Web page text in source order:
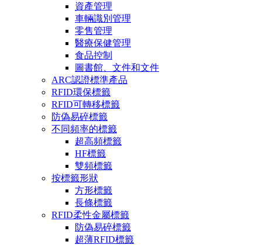
資產管理
車輛識別管理
零售管理
醫療保健管理
食品控制
圖書館、文件和文件
ARC認證標準產品
RFID環保標籤
RFID可轉移標籤
防偽易碎標籤
不同頻率的標籤
超高頻標籤
HF標籤
雙頻標籤
按標籤形狀
方形標籤
長條標籤
RFID柔性金屬標籤
防偽易碎標籤
超薄RFID標籤